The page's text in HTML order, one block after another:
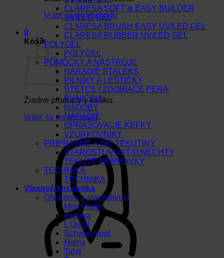
Vrátiť sa do obchodu
0
Košík
Žiadne produkty v košíku.
Vrátiť sa do obchodu
CLARESA SOFT & EASY BUILDER
UV/LED GEL
CLARESA BRUSH EASY UV/LED GÉL
CLARESA RUBBER UV/LED GÉL
POLYGEL
POLYGEL
POMÔCKY A NÁSTROJE
NÁRADIE STALEKS
PILNÍKY A LEŠTIČKY
ŠTETCE / ZDOBIACE PERÁ
BUNIČINA
NÁDOBY
NÁRADIE
OPRAŠOVACIE KEFKY
VZORKOVNÍKY
PRÍPRAVNÉ A INÉ TEKUTINY
STAROSTLIVOSŤ O NECHTY
TEKUTÉ PRÍPRAVKY
TECHNIKA
TECHNIKA
Vlasová kozmetika
Ošetrenie a starostlivosť
Mon Platin
Inebrya
L’Oréal
Schwarzkopf
Matrix
Tahe